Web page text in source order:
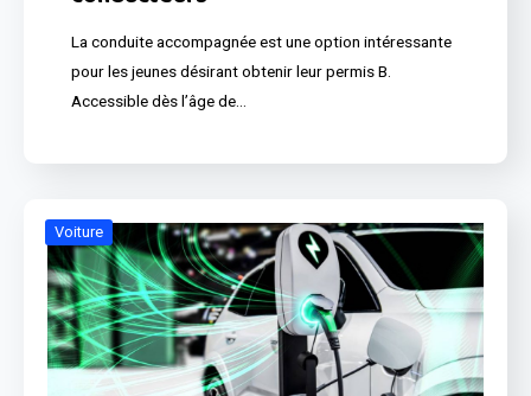
La conduite accompagnée est une option intéressante
pour les jeunes désirant obtenir leur permis B.
Accessible dès l’âge de…
Voiture